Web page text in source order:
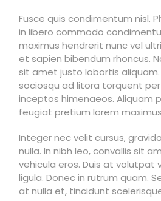
Fusce quis condimentum nisl.
in libero commodo
maximus hendrerit nunc vel
et sapien bibendum rhoncus.
sit amet justo lobortis
sociosqu ad litora torquent
inceptos himenaeos. Aliquam
feugiat pretium lorem
Integer nec velit cursus,
nulla. In nibh leo, convallis sit
vehicula eros. Duis at
ligula. Donec in rutrum quam.
at nulla et, tincidunt